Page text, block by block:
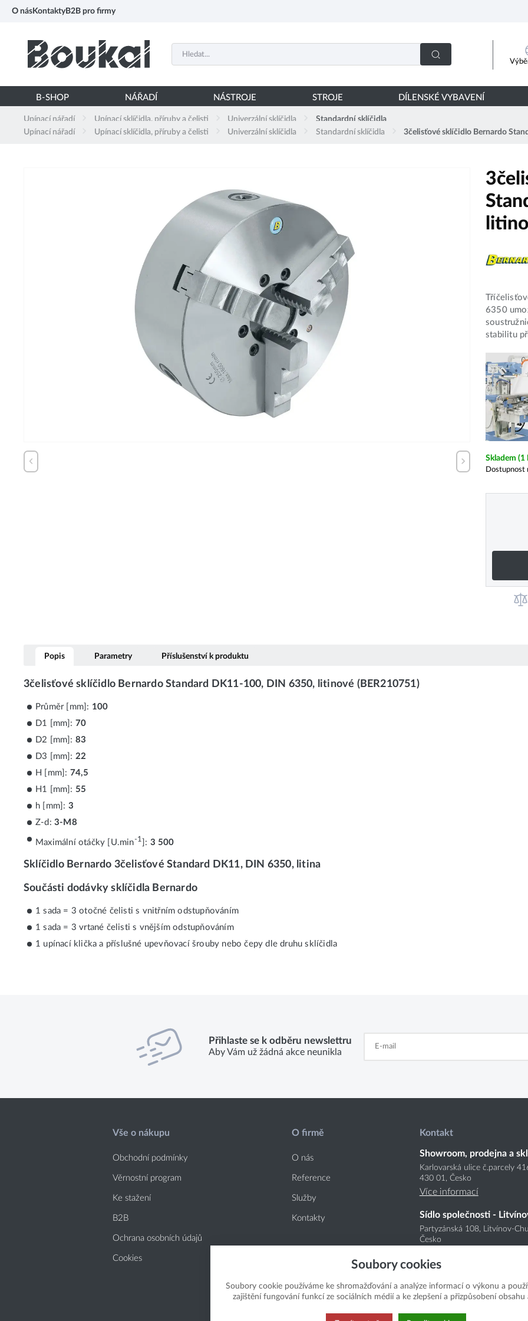
O nás Kontakty B2B pro firmy
B-SHOP NÁŘADÍ NÁSTROJE STROJE DÍLENSKÉ VYBAVENÍ
Upínací nářadí Upínací sklíčidla, příruby a čelisti Univerzální sklíčidla
Standardní sklíčidla
Upínací nářadí
Upínací sklíčidla, příruby a čelisti Univerzální sklíčidla Standardní sklíčidla 3čelisťové sklíčidlo Bernardo
6350
stabilitu
Skladem (1
Dostupnost
Popis Parametry Příslušenství k produktu
3čelisťové sklíčidlo Bernardo Standard DK11-100, DIN 6350, litinové (BER210751)
Průměr [mm]: 100
D1 [mm]: 70
D2 [mm]: 83
D3 [mm]: 22
H [mm]: 74,5
H1 [mm]: 55
h [mm]: 3
Z-d: 3-M8
Maximální otáčky [U.min-1 ]: 3 500
Sklíčidlo Bernardo 3čelisťové Standard DK11, DIN 6350, litina
Součásti dodávky sklíčidla Bernardo
1 sada = 3 otočné čelisti s vnitřním odstupňováním
1 sada = 3 vrtané čelisti s vnějším odstupňováním
1 upínací klička a příslušné upevňovací šrouby nebo čepy dle druhu sklíčidla
Přihlaste se k odběru newslettru
Aby Vám už žádná akce neunikla
Vše o nákupu
Obchodní podmínky
Věrnostní program
Ke stažení
B2B
Ochrana osobních údajů
Cookies
O firmě
O nás
Reference
Služby
Kontakty
Kontakt
Showroom, prodejna a
Karlovarská ulice č.parcely
430 01, Česko
Více informací
Sídlo společnosti -
Partyzánská 108, Litvínov-
Česko
Soubory cookies
Soubory cookie používáme ke shromažďování a analýze informací o výkonu a
zajištění fungování funkcí ze sociálních médií a ke zlepšení a přizpůsobení obsahu